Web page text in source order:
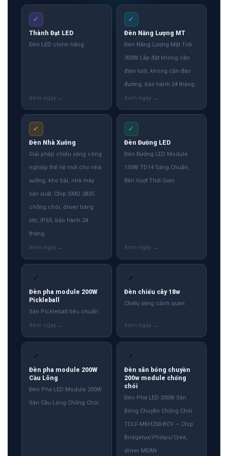
✓
Thành Đạt LED
Đèn LED chính hãng
✓
Đèn Năng Lượng MT
Đèn Năng Lượng Mặt Trời
300W Lắp đặt không cần
điện lưới, không cần đào
đường, bảo hành 24 tháng.
✓
Đèn Nhà Xưởng
Giải pháp chiếu sáng công
nghiệp thế hệ mới cho nhà
xưởng, kho bãi, nhà máy
sản xuất. Chip SMD 2835
chống chói, driver hãng
lớn, IP65, bảo hành 24
tháng.
✓
Đèn Đường LED
Đèn Đường LED Module
150W TD14 Sáng Chuẩn,
Bền Vượt Thời Gian
✓
Đèn pha module 200W
Pickleball
Sân Pickleball tiêu chuẩn
✓
Đèn chiếu cây 18w
Chiếu sáng cảnh quan
✓
Đèn pha module 200W
Cầu Lông
Đèn Pha LED Module 200W
Sân Cầu Lông Chống Chói
✓
Đèn sân bóng chuyền
200w module chống
chói
Đèn Pha LED 200W Sân
Bóng Chuyền Chống Chói
TDLF-MKH200-BCV — Chip
Bridgelux/Philips/Cree,
driver MEAN